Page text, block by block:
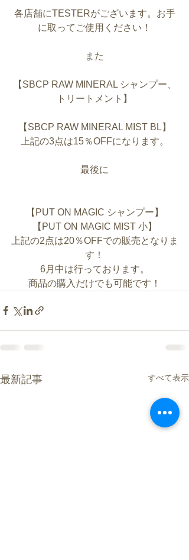
各店舗にTESTERがございます。お手
に取ってご使用ください！
また
【SBCP RAW MINERAL シャンプー、
トリートメント】
【SBCP RAW MINERAL MIST BL】
上記の3点は15％OFFになります。
最後に
【PUT ON MAGIC シャンプー】
【PUT ON MAGIC MIST 小】
上記の2点は20％OFFでの販売となりま
す！
6月中は行っております。
商品の購入だけでも可能です！
最新記事 すべて表示